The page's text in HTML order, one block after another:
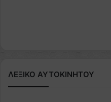
ΛΕΞΙΚΟ ΑΥΤΟΚΙΝΗΤΟΥ